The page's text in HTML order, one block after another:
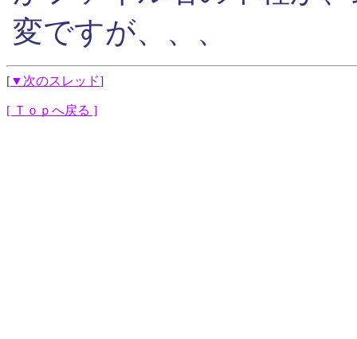
変ですが、、、
[▼次のスレッド]
[ Ｔｏｐへ戻る ]